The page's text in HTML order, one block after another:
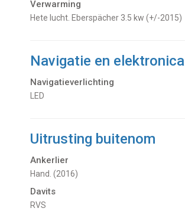
Verwarming
hete lucht. Eberspächer 3.5 kw (+/-2015)
Navigatie en elektronica
Navigatieverlichting
LED
Uitrusting buitenom
Ankerlier
Hand. (2016)
Davits
RVS